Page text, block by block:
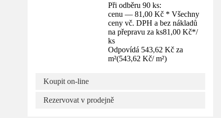
Při odběru 90 ks:
cenu — 81,00 Kč * Všechny
ceny vč. DPH a bez nákladů
na přepravu za ks81,00 Kč*/
ks
Odpovídá 543,62 Kč za
m²(543,62 Kč/ m²)
Koupit on-line
Rezervovat v prodejně